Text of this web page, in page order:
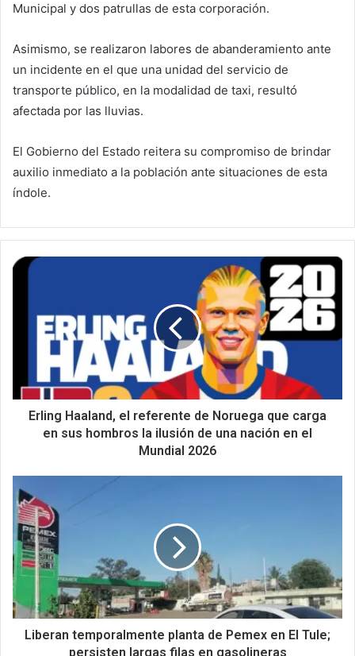
Municipal y dos patrullas de esta corporación.
Asimismo, se realizaron labores de abanderamiento ante
un incidente en el que una unidad del servicio de
transporte público, en la modalidad de taxi, resultó
afectada por las lluvias.
El Gobierno del Estado reitera su compromiso de brindar
auxilio inmediato a la población ante situaciones de esta
índole.
Erling Haaland, el referente de Noruega que carga
en sus hombros la ilusión de una nación en el
Mundial 2026
Liberan temporalmente planta de Pemex en El Tule;
persisten largas filas en gasolineras